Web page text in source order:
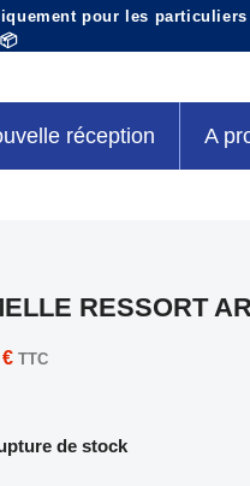
pour les
réception A
RESSORT
TTC
de stock